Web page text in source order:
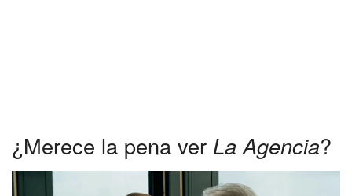
¿Merece la pena ver La Agencia?